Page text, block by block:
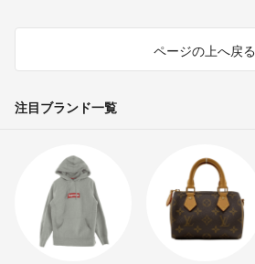
ページの上へ戻る
注目ブランド一覧